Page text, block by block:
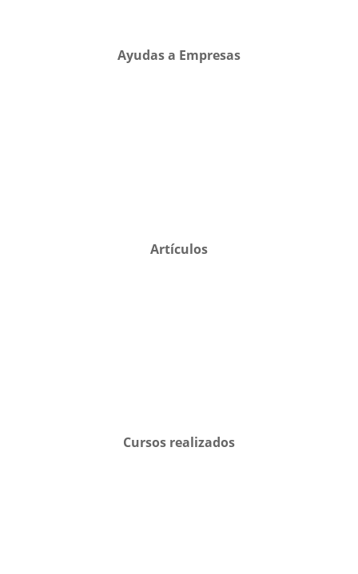
Ayudas a Empresas
Artículos
Cursos realizados